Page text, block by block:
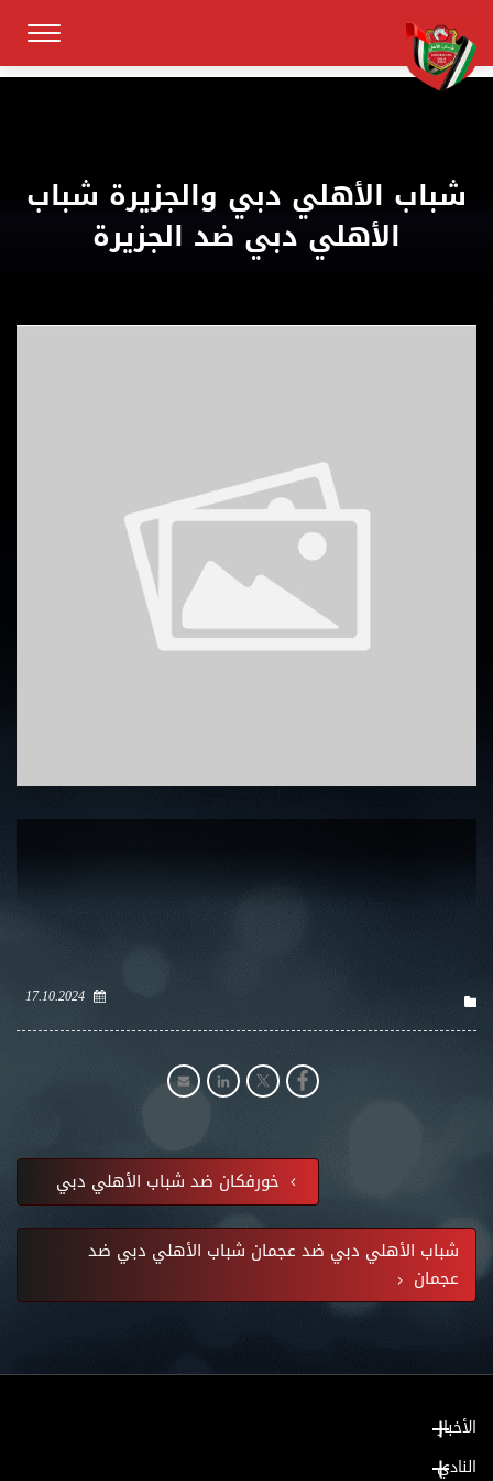
شباب الأهلي دبي والجزيرة شباب
الأهلي دبي ضد الجزيرة
17.10.2024
خورفكان ضد شباب الأهلي دبي
شباب الأهلي دبي ضد عجمان شباب الأهلي دبي ضد
عجمان
الأخبار
النادي